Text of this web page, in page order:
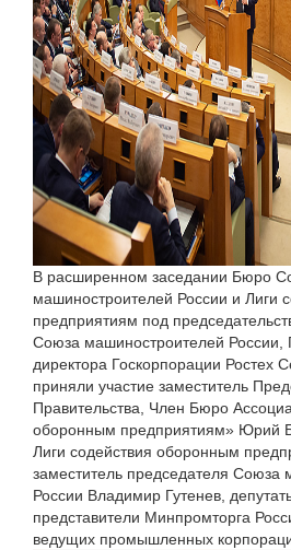
В расширенном заседании Бюро
машиностроителей России и Лиги
предприятиям под
Союза машиностроителей России,
директора Госкорпорации Ростех
приняли участие заместитель
Правительства, Член Бюро
оборонным предприятиям» Юрий
Лиги содействия оборонным
заместитель председателя Союза
России Владимир Гутенев,
представители Минпромторга
ведущих промышленных